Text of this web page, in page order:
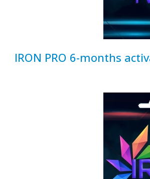
IRON PRO 6-months